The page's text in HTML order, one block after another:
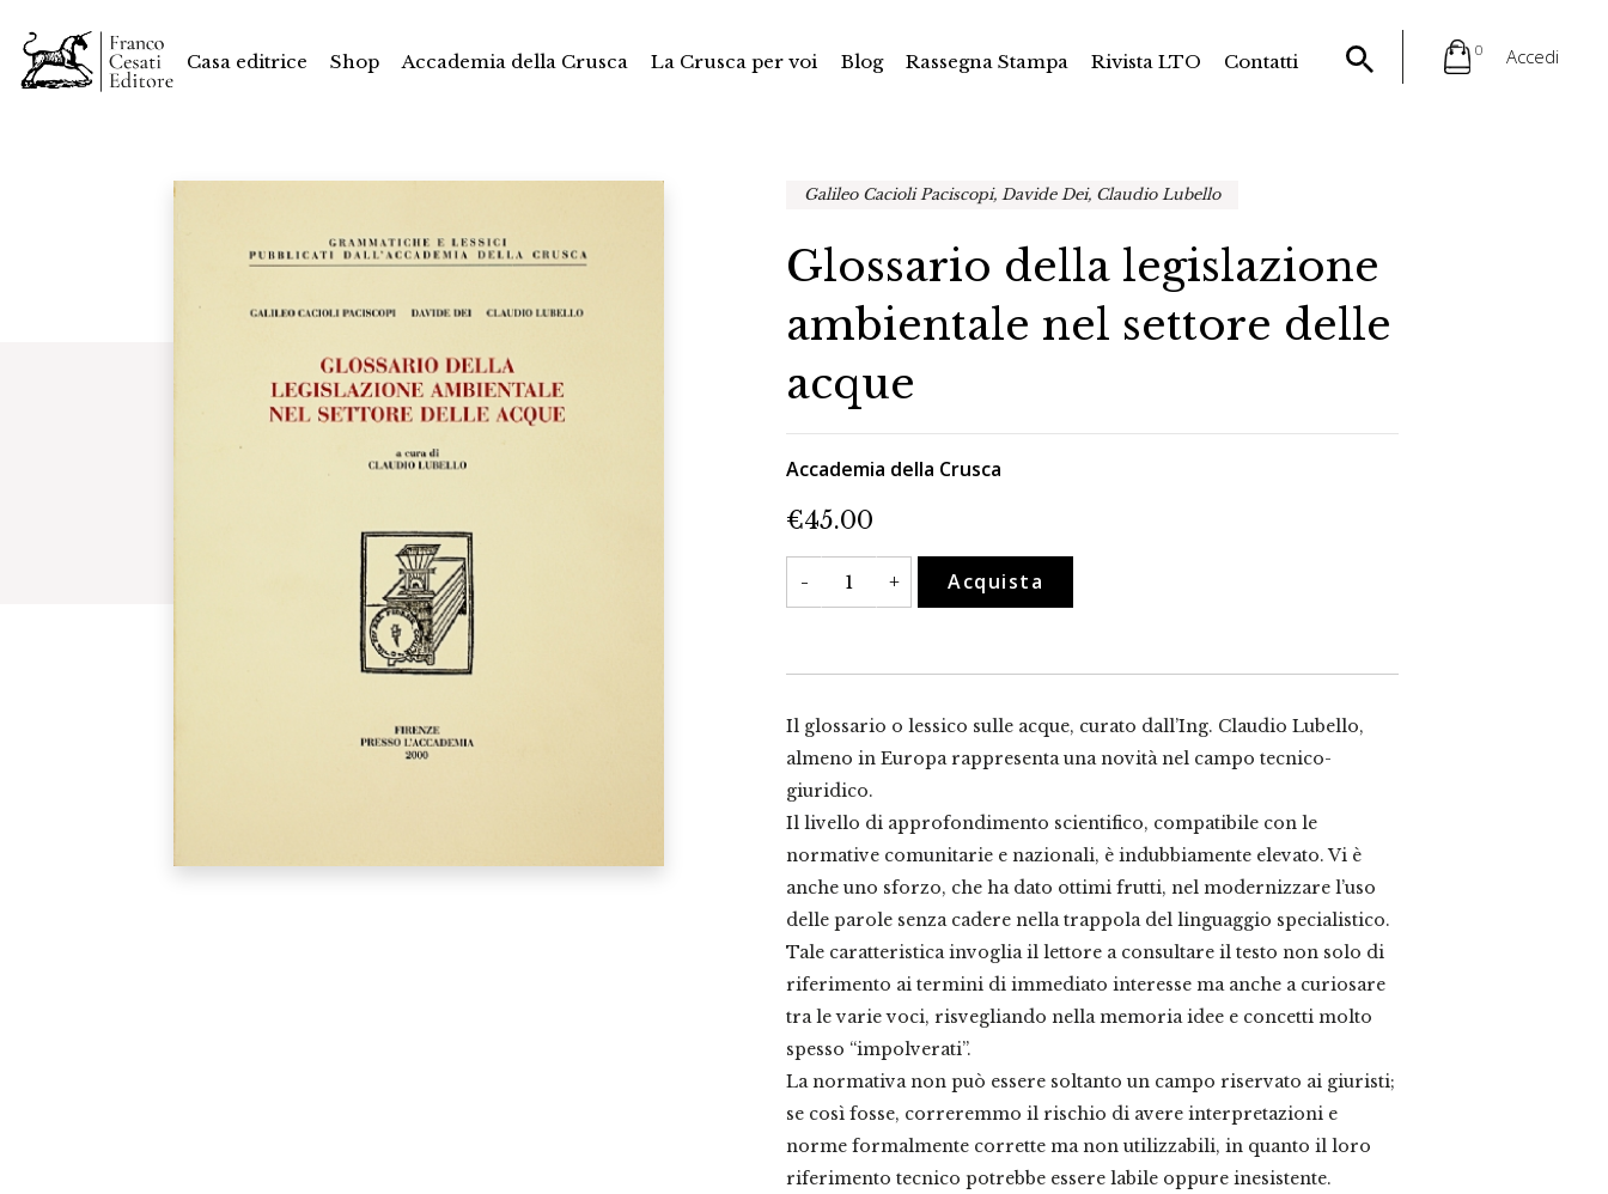
Casa editrice Shop Accademia della Crusca La Crusca per voi Blog Rassegna Stampa Rivista LTO Contatti
0 Accedi
Galileo Cacioli Paciscopi, Davide Dei, Claudio Lubello
Glossario della legislazione
ambientale nel settore delle
acque
Accademia della Crusca
€45.00
-
Glossario
della
legislazione
delle
quantità
+ Acquista
Il glossario o lessico sulle acque, curato dall’Ing. Claudio Lubello,
almeno in Europa rappresenta una novità nel campo tecnico-
giuridico.
Il livello di approfondimento scientifico, compatibile con le
normative comunitarie e nazionali, è indubbiamente elevato. Vi è
anche uno sforzo, che ha dato ottimi frutti, nel modernizzare l’uso
delle parole senza cadere nella trappola del linguaggio specialistico.
Tale caratteristica invoglia il lettore a consultare il testo non solo di
riferimento ai termini di immediato interesse ma anche a curiosare
tra le varie voci, risvegliando nella memoria idee e concetti molto
spesso “impolverati”.
La normativa non può essere soltanto un campo riservato ai giuristi;
se così fosse, correremmo il rischio di avere interpretazioni e
norme formalmente corrette ma non utilizzabili, in quanto il loro
riferimento tecnico potrebbe essere labile oppure inesistente.